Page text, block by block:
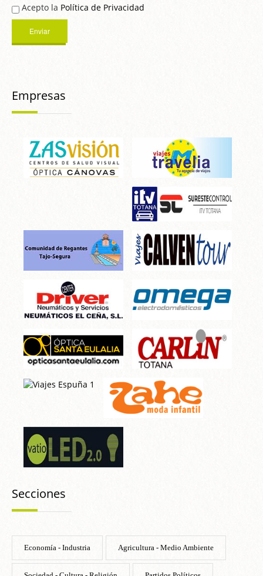
Acepto la Política de Privacidad
Empresas
Secciones
Economía - Industria Agricultura - Medio Ambiente